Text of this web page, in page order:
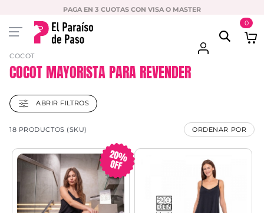
PAGA EN 3 CUOTAS CON VISA O MASTER
0
COCOT
COCOT MAYORISTA PARA REVENDER
ABRIR FILTROS
18 PRODUCTOS (SKU) ORDENAR POR
20%
OFF